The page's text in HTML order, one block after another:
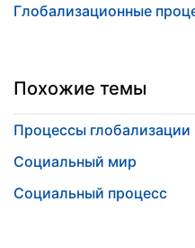
Глобализационные
Похожие темы
Процессы глобализации
Социальный мир
Социальный процесс